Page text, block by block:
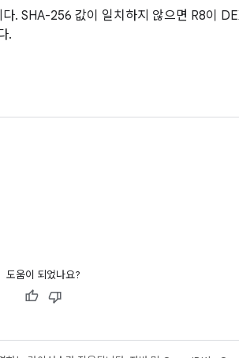
. SHA-256 값이 일치하지 않으면 R8이
.
도움이 되었나요?